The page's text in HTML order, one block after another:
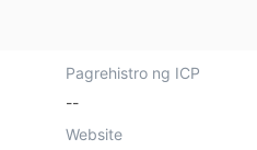
Pagrehistro ng ICP
--
Website